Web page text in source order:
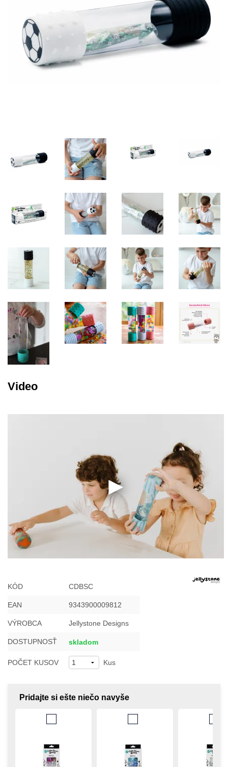
Skladovanie potravín
Výbava na príkrmy
Video
KÓD CDBSC
EAN 9343900009812
VÝROBCA Jellystone Designs
DOSTUPNOSŤ skladom
POČET KUSOV Kus
Pridajte si ešte niečo navyše